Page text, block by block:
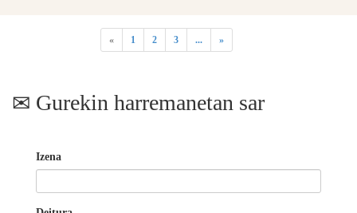
« 1 2 3 ... »
Gurekin harremanetan sar
Izena